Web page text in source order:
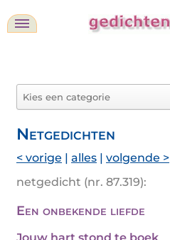
Netgedichten
< vorige | alles | volgende >
netgedicht (nr. 87.319):
Een onbekende liefde